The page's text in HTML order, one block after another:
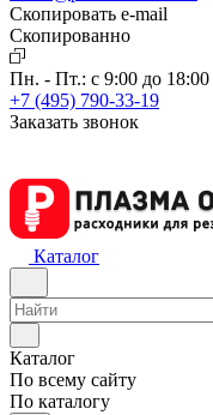
Скопировать e-mail
Cкопированно
Пн. - Пт.: с 9:00 до 18:00
+7 (495) 790-33-19
Заказать звонок
Каталог
Каталог
По всему сайту
По каталогу